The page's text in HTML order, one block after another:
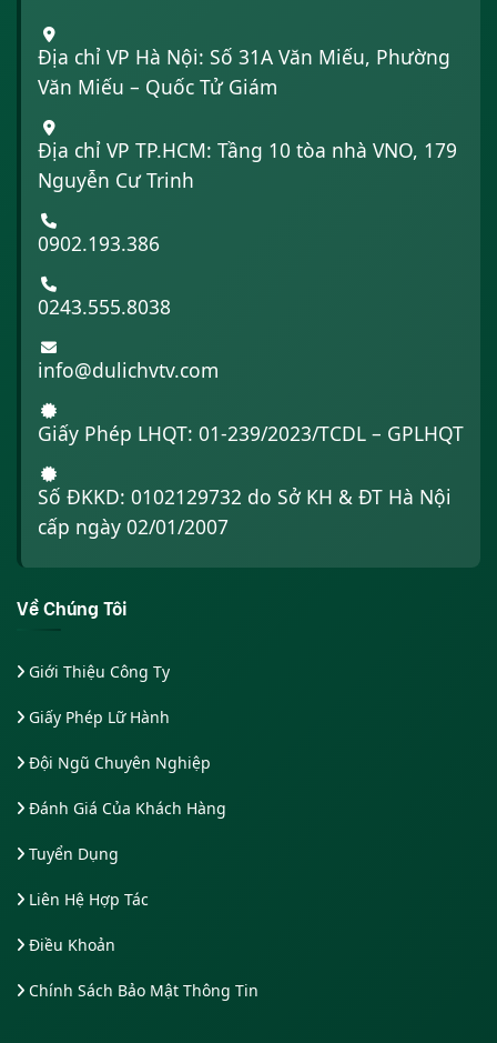
Địa chỉ VP Hà Nội: Số 31A Văn Miếu, Phường
Văn Miếu – Quốc Tử Giám
Địa chỉ VP TP.HCM: Tầng 10 tòa nhà VNO, 179
Nguyễn Cư Trinh
0902.193.386
0243.555.8038
info@dulichvtv.com
Giấy Phép LHQT: 01-239/2023/TCDL – GPLHQT
Số ĐKKD: 0102129732 do Sở KH & ĐT Hà Nội
cấp ngày 02/01/2007
Về Chúng Tôi
Giới Thiệu Công Ty
Giấy Phép Lữ Hành
Đội Ngũ Chuyên Nghiệp
Đánh Giá Của Khách Hàng
Tuyển Dụng
Liên Hệ Hợp Tác
Điều Khoản
Chính Sách Bảo Mật Thông Tin